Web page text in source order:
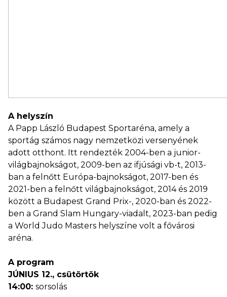
A helyszín
A Papp László Budapest Sportaréna, amely a
sportág számos nagy nemzetközi versenyének
adott otthont. Itt rendezték 2004-ben a junior-
világbajnokságot, 2009-ben az ifjúsági vb-t, 2013-
ban a felnőtt Európa-bajnokságot, 2017-ben és
2021-ben a felnőtt világbajnokságot, 2014 és 2019
között a Budapest Grand Prix-, 2020-ban és 2022-
ben a Grand Slam Hungary-viadalt, 2023-ban pedig
a World Judo Masters helyszíne volt a fővárosi
aréna.
A program
JÚNIUS 12., csütörtök
14:00: sorsolás